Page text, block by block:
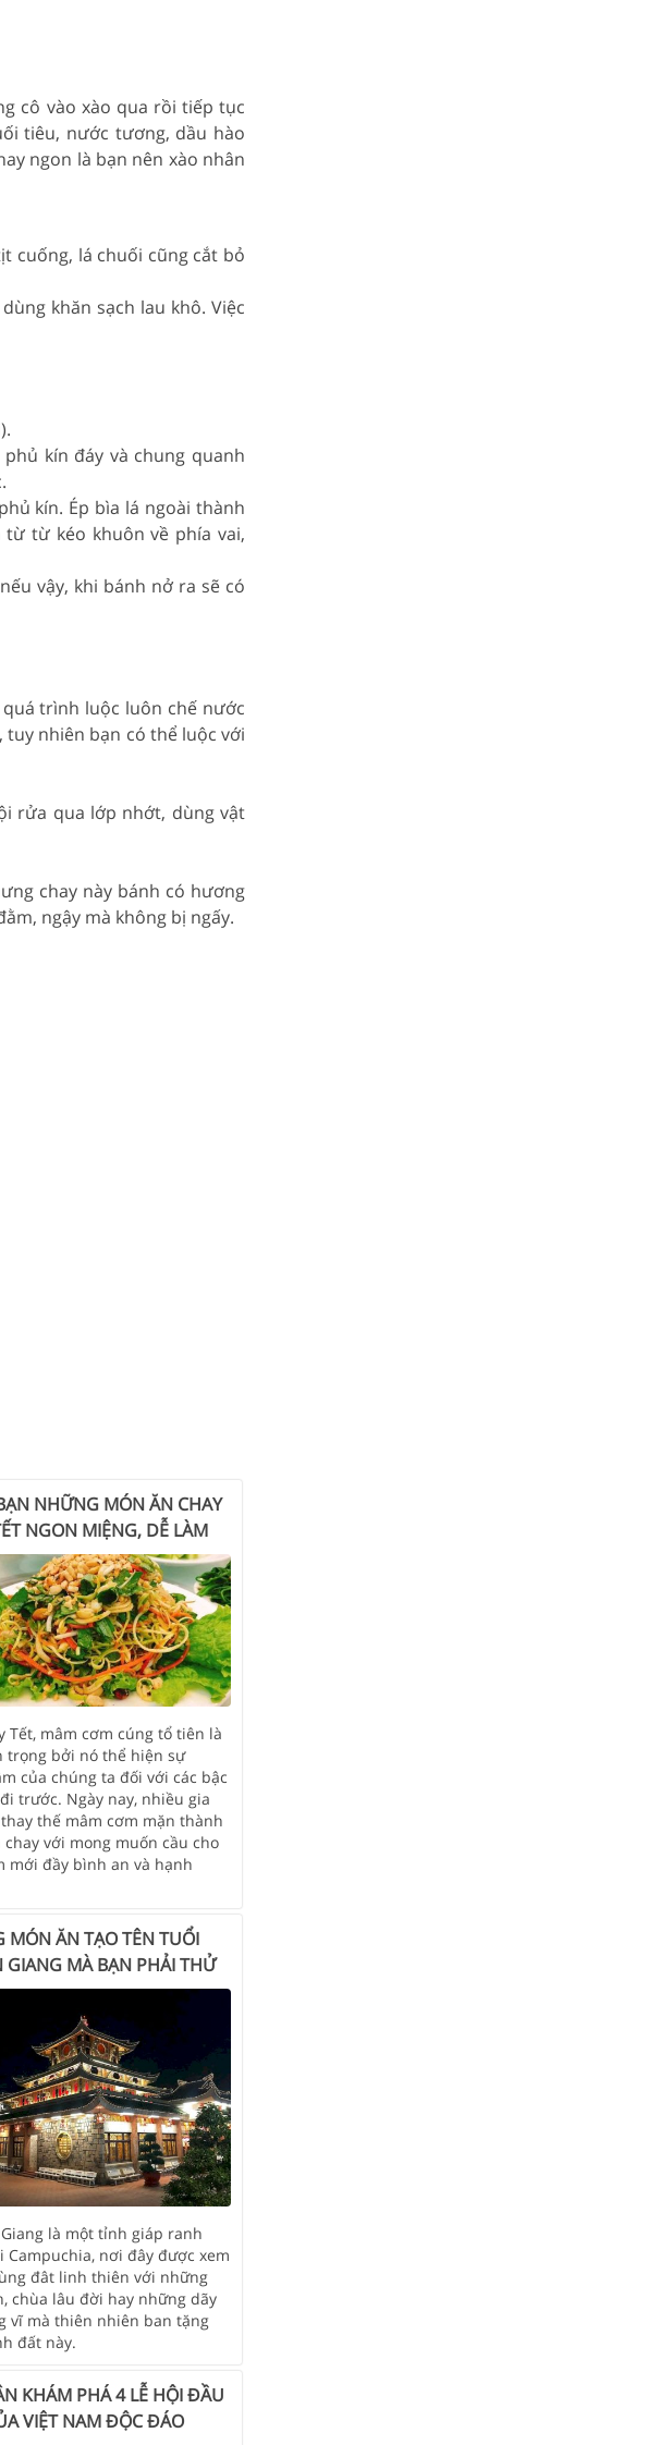
cô vào xào qua rồi tiếp tục
tiêu, nước tương, dầu hào
ngon là bạn nên xào nhân
cuống, lá chuối cũng cắt bỏ
khăn sạch lau khô. Việc
kín đáy và chung quanh
kín. Ép bìa lá ngoài thành
từ từ kéo khuôn về phía vai,
vậy, khi bánh nở ra sẽ có
trình luộc luôn chế nước
nhiên bạn có thể luộc với
rửa qua lớp nhớt, dùng vật
chay này bánh có hương
ngậy mà không bị ngấy.
NHỮNG MÓN ĂN CHAY
NGON MIỆNG, DỄ LÀM
Tết, mâm cơm cúng tổ tiên là
trọng bởi nó thể hiện sự
của chúng ta đối với các bậc
trước. Ngày nay, nhiều gia
thế mâm cơm mặn thành
chay với mong muốn cầu cho
mới đầy bình an và hạnh
MÓN ĂN TẠO TÊN TUỔI
GIANG MÀ BẠN PHẢI THỬ
là một tỉnh giáp ranh
Campuchia, nơi đây được xem
đât linh thiên với những
chùa lâu đời hay những dãy
vĩ mà thiên nhiên ban tặng
đất này.
KHÁM PHÁ 4 LỄ HỘI ĐẦU
VIỆT NAM ĐỘC ĐÁO